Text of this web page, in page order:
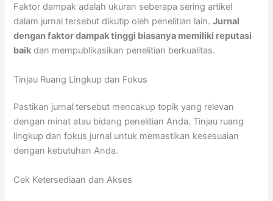
Faktor dampak adalah ukuran seberapa sering artikel
dalam jurnal tersebut dikutip oleh penelitian lain.Jurnal
dengan faktor dampak tinggi biasanya memiliki reputasi
baik dan mempublikasikan penelitian berkualitas.
Tinjau Ruang Lingkup dan Fokus
Pastikan jurnal tersebut mencakup topik yang relevan
dengan minat atau bidang penelitian Anda. Tinjau ruang
lingkup dan fokus jurnal untuk memastikan kesesuaian
dengan kebutuhan Anda.
Cek Ketersediaan dan Akses